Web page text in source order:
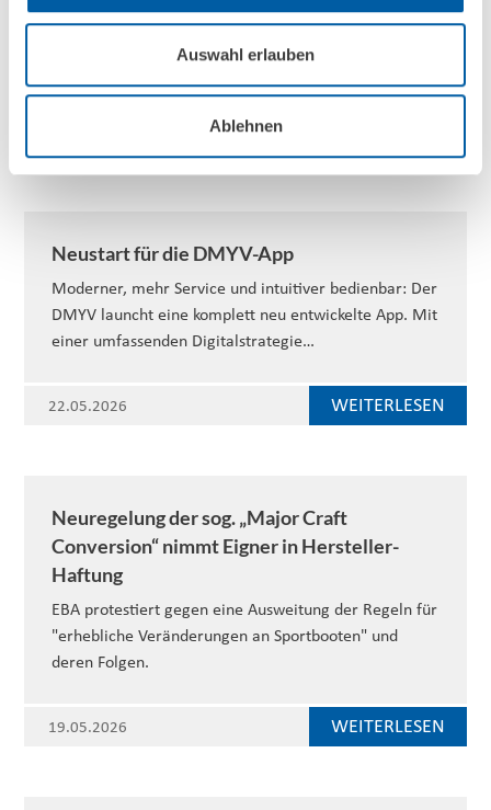
Auswahl erlauben
Ablehnen
Bundesverkehrsminister Schnieder vorgestellt wurde,
richtet sich in erster Linie an die Berufsschifffahrt.
Neustart für die DMYV-App
Moderner, mehr Service und intuitiver bedienbar: Der
DMYV launcht eine komplett neu entwickelte App. Mit
einer umfassenden Digitalstrategie…
22.05.2026 WEITERLESEN
Neuregelung der sog. „Major Craft
Conversion“ nimmt Eigner in Hersteller-
Haftung
EBA protestiert gegen eine Ausweitung der Regeln für
"erhebliche Veränderungen an Sportbooten" und
deren Folgen.
19.05.2026 WEITERLESEN